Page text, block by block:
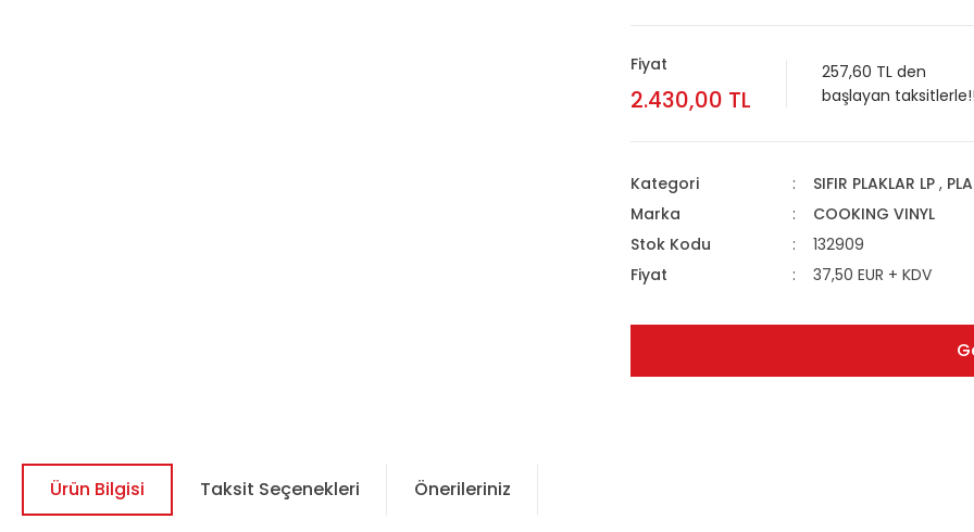
Fiyat
2.430,00 TL
257,60 TL den
başlayan
Kategori SIFIR PLAKLAR LP ,
Marka
COOKING VINYL
Stok Kodu
132909
Fiyat
37,50 EUR + KDV
Ürün Bilgisi Taksit Seçenekleri Önerileriniz